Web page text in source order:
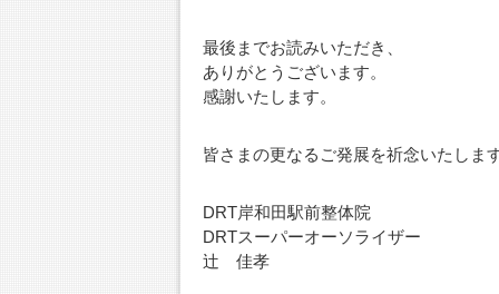
最後までお読みいただき、
ありがとうございます。
感謝いたします。
皆さまの更なるご発展を祈念いたしま
DRT岸和田駅前整体院
DRTスーパーオーソライザー
辻 佳孝